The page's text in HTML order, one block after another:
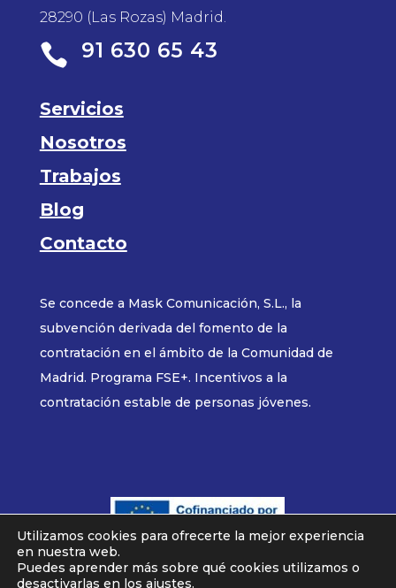
28290 (Las Rozas) Madrid.
 91 630 65 43
Servicios
Nosotros
Trabajos
Blog
Contacto
Se concede a Mask Comunicación, S.L., la
subvención derivada del fomento de la
contratación en el ámbito de la Comunidad de
Madrid. Programa FSE+. Incentivos a la
contratación estable de personas jóvenes.
MASK COMUNICACION © 2025
Utilizamos cookies para ofrecerte la mejor experiencia
en nuestra web.
Puedes aprender más sobre qué cookies utilizamos o
desactivarlas en los ajustes.